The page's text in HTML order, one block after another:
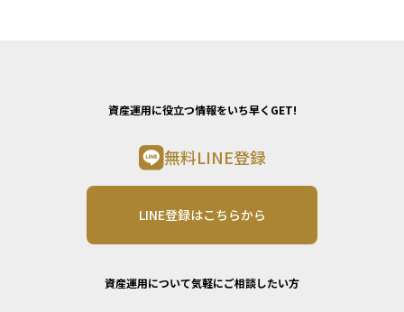
資産運用に役立つ情報をいち早くGET!
無料LINE登録
LINE登録はこちらから
資産運用について気軽にご相談したい方